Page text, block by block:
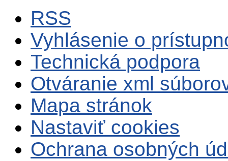
RSS
Vyhlásenie o
Technická podpora
Otváranie xml
Mapa stránok
Nastaviť cookies
Ochrana osobných